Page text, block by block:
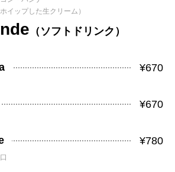
イップした生クリーム）
（ソフトドリンク）
¥670
¥670
¥780